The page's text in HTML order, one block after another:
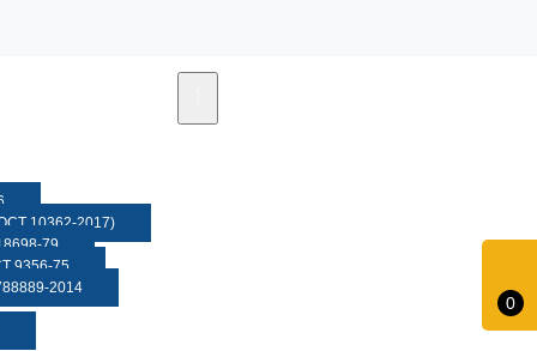
0
10362-2017)
79
9356-75
2014